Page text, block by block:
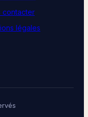
contacter
légales